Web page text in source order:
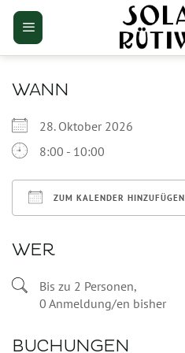
Zum
Inhalt
springen
WANN
28. Oktober 2026
8:00 - 10:00
ZUM KALENDER HINZUFÜGEN
WER
Bis zu 2 Personen,
0 Anmeldung/en bisher
BUCHUNGEN